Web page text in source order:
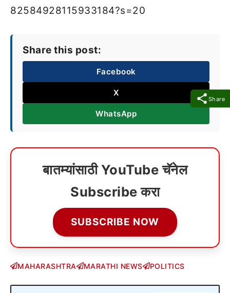
Share
82584928115933184?s=20
Share this post:
Facebook
X
WhatsApp
बातम्यांसाठी YouTube चॅनेल
Subscribe करा
SUBSCRIBE NOW
MAHARASHTRA MARATHI NEWS POLITICS